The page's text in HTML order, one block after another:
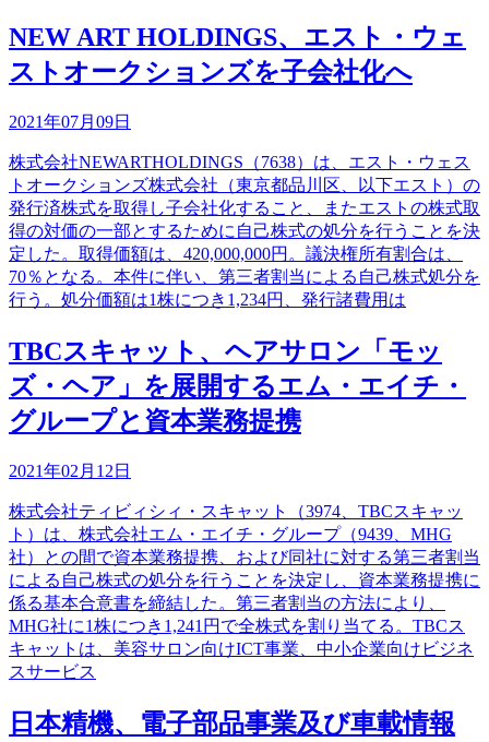
NEW ART HOLDINGS、エスト・ウェ
ストオークションズを子会社化へ
2021年07月09日
株式会社NEWARTHOLDINGS（7638）は、エスト・ウェス
トオークションズ株式会社（東京都品川区、以下エスト）の
発行済株式を取得し子会社化すること、またエストの株式取
得の対価の一部とするために自己株式の処分を行うことを決
定した。取得価額は、420,000,000円。議決権所有割合は、
70％となる。本件に伴い、第三者割当による自己株式処分を
行う。処分価額は1株につき1,234円、発行諸費用は
TBCスキャット、ヘアサロン「モッ
ズ・ヘア」を展開するエム・エイチ・
グループと資本業務提携
2021年02月12日
株式会社ティビィシィ・スキャット（3974、TBCスキャッ
ト）は、株式会社エム・エイチ・グループ（9439、MHG
社）との間で資本業務提携、および同社に対する第三者割当
による自己株式の処分を行うことを決定し、資本業務提携に
係る基本合意書を締結した。第三者割当の方法により、
MHG社に1株につき1,241円で全株式を割り当てる。TBCス
キャットは、美容サロン向けICT事業、中小企業向けビジネ
スサービス
日本精機、電子部品事業及び車載情報